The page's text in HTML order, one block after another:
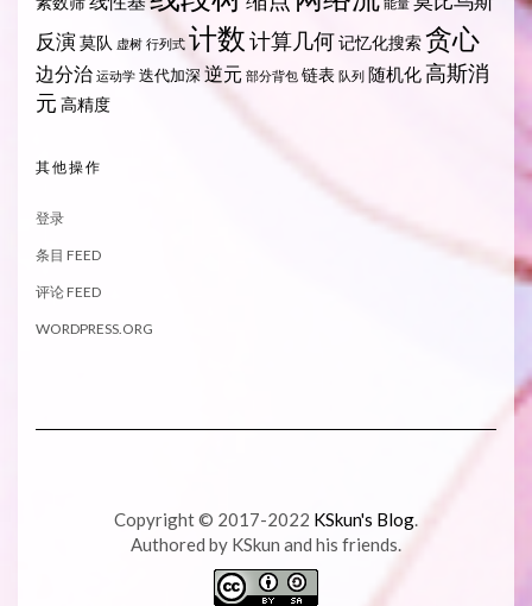
反演莫队 虚树 行列式 计数计算几何记忆化搜索贪心
边分治 运动学 迭代加深 逆元 部分背包 链表 队列 随机化高斯消
元 高精度
其他操作
登录
条目 FEED
评论 FEED
WORDPRESS.ORG
Copyright © 2017-2022 KSkun's Blog.
Authored by KSkun and his friends.